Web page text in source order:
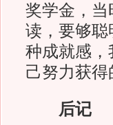
奖学金，
读，要够
种成就感
己努力获得
后记